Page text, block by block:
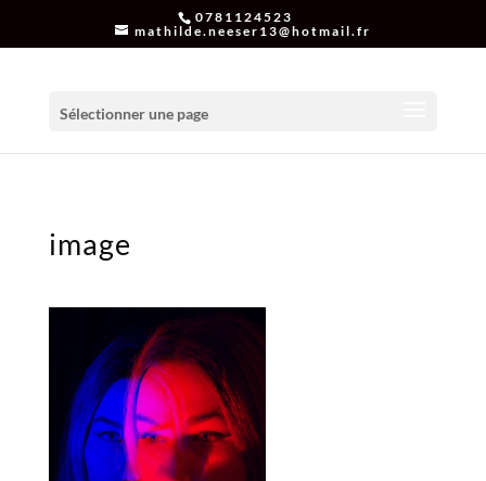
0781124523
mathilde.neeser13@hotmail.fr
Sélectionner une page
image